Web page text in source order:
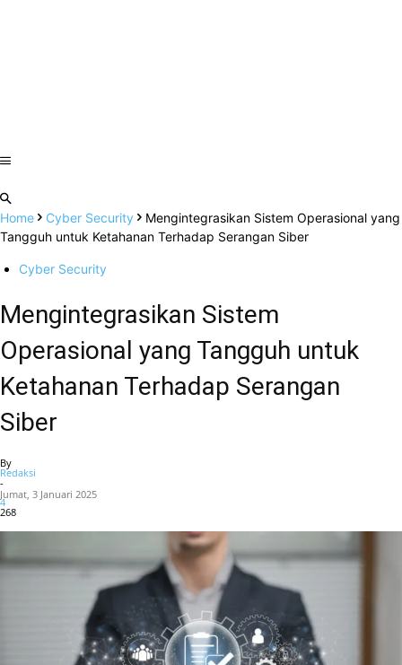
Home Cyber Security
Mengintegrasikan Sistem Operasional yang
Tangguh untuk Ketahanan Terhadap Serangan Siber
Cyber Security
Mengintegrasikan Sistem
Operasional yang Tangguh untuk
Ketahanan Terhadap Serangan
Siber
By
Redaksi
-
Jumat, 3 Januari 2025
4
268